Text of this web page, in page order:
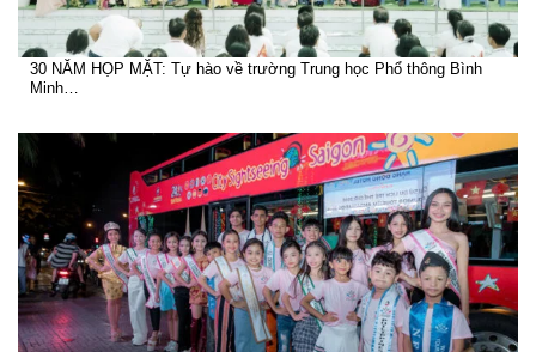
30 NĂM HỌP MẶT: Tự hào về trường Trung học Phổ thông Bình
Minh…